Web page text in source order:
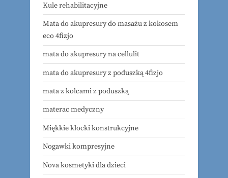
Kule rehabilitacyjne
Mata do akupresury do masażu z kokosem
eco 4fizjo
mata do akupresury na cellulit
mata do akupresury z poduszką 4fizjo
mata z kolcami z poduszką
materac medyczny
Miękkie klocki konstrukcyjne
Nogawki kompresyjne
Nova kosmetyki dla dzieci